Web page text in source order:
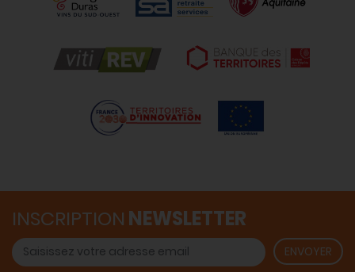
INSCRIPTION NEWSLETTER